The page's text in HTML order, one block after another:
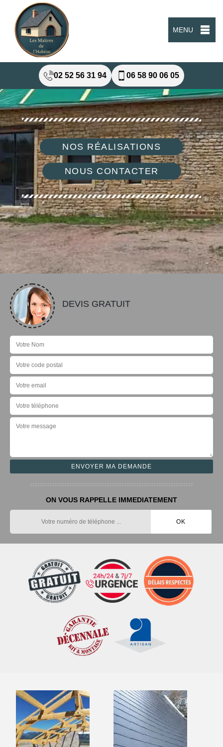
MENU
02 52 56 31 94 06 58 90 06 05
NOS RÉALISATIONS
NOUS CONTACTER
DEVIS GRATUIT
ON VOUS RAPPELLE IMMEDIATEMENT